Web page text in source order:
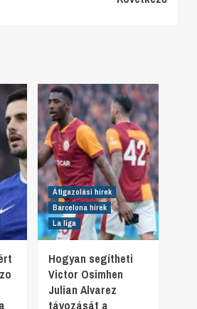
Átigazolási hírek
Barcelona hírek
La liga
Hogyan segítheti
Victor Osimhen
Julian Alvarez
távozását a